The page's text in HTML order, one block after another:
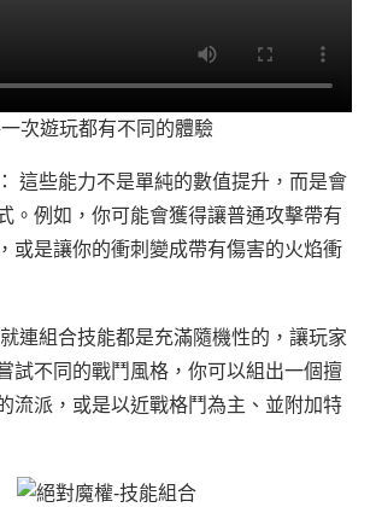
次遊玩都有不同的體驗
這些能力不是單純的數值提升，而是會
。例如，你可能會獲得讓普通攻擊帶有
或是讓你的衝刺變成帶有傷害的火焰衝
連組合技能都是充滿隨機性的，讓玩家
試不同的戰鬥風格，你可以組出一個擅
流派，或是以近戰格鬥為主、並附加特